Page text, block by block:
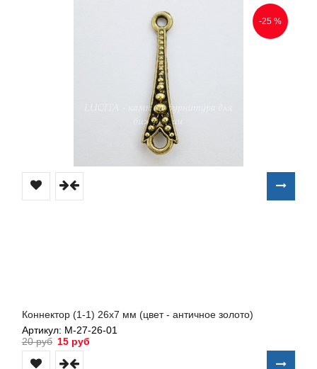
-25 %
Коннектор (1-1) 26х7 мм (цвет - античное золото)
Артикул: М-27-26-01
20 руб 15 руб